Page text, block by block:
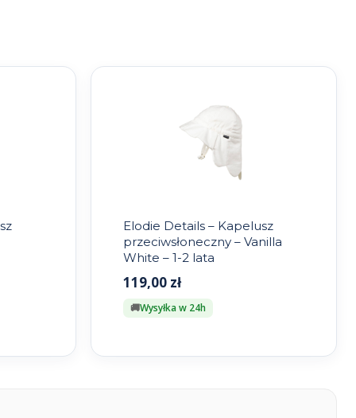
Elodie Details – Kapelusz
przeciwsłoneczny – Vanilla
White – 1-2 lata
119,00 zł
Wysyłka w 24h